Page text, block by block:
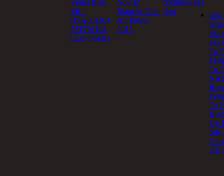
Violet Bleu
Vif -
HSA801164
JAT701164
Luxe Soldes
Noir Et
Blanche Nike
Air Presto
2015
chemises pas
cher
nike
pas
Tn
Tn
Tn
Og
Site